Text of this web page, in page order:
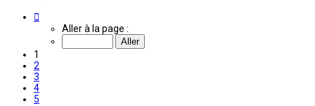
Aller à la page :
1
2
3
4
5